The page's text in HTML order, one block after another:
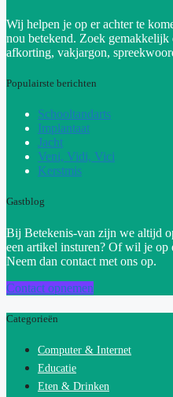
Wij helpen je op er achter te
nou betekend. Zoek gemakkelijk
afkorting, vakjargon,
Populairste berichten
Schooltandarts
Implantaat
Jacht
Veni, Vidi, Vici
Kerstmis
Gastblog
Bij Betekenis-van zijn we altijd
een artikel insturen? Of wil je op
Neem dan contact met ons op.
Contact opnemen
Categorieën
Computer & Internet
Educatie
Eten & Drinken